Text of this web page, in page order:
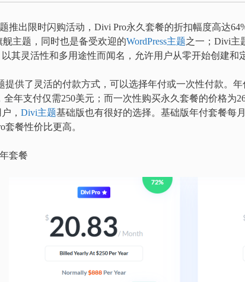
推出限时闪购活动，Divi Pro永久套餐的折扣幅度高达
舰主题，同时也是备受欢迎的WordPress主题之一；Divi主
其灵活性和多用途性而闻名，允许用户从零开始创建和
提供了灵活的付款方式，可以选择年付或一次性付款。
全年支付仅需250美元；而一次性购买永久套餐的价格为
， Divi主题基础版也有很好的选择。基础版年付套餐每
套餐性价比更高。
套餐